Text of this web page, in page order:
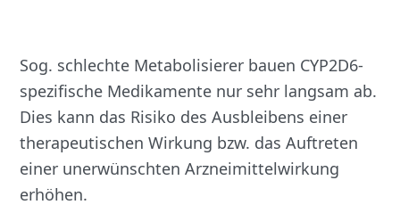
Sog. schlechte Metabolisierer bauen CYP2D6-
spezifische Medikamente nur sehr langsam ab.
Dies kann das Risiko des Ausbleibens einer
therapeutischen Wirkung bzw. das Auftreten
einer unerwünschten Arzneimittelwirkung
erhöhen.